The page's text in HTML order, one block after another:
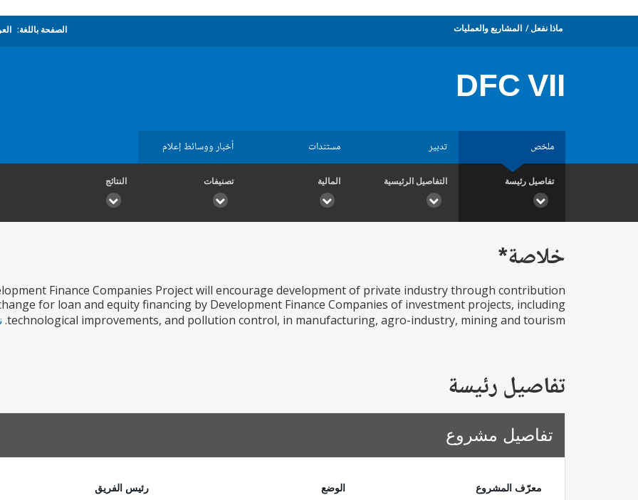
ماذا نفعل المشاريع والعمليات الصفحة باللغة:
DFC VII
ملخص تدبير مستندات أخبار ووسائط إعلام
تفاصيل رئيسة التفاصيل الرئيسية المالية تصنيفات النتائج
خلاصة*
Finance Companies Project will encourage development of private industry through contribution
for loan and equity financing by Development Finance Companies of investment projects, including
technological improvements, and pollution control, in manufacturing, agro-industry, mining and tourism.
تفاصيل رئيسة
تفاصيل مشروع
معرّف المشروع
الوضع
رئيس الفريق